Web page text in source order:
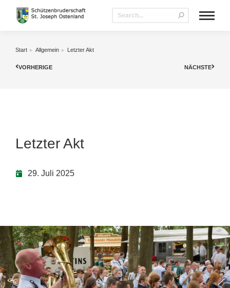
Sie befinden sich hier:
Start Allgemein Letzter Akt
VORHERIGE NÄCHSTE
Letzter Akt
29. Juli 2025